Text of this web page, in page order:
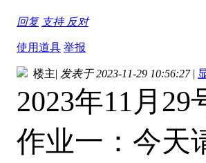
回复 支持 反对
使用道具 举报
楼主| 发表于 2023-11-29 10:56:27 |
2023年11月
作业一：今天